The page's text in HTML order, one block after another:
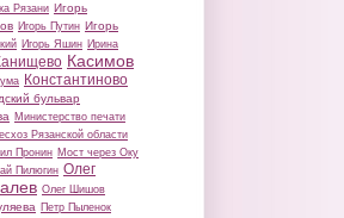
Рязани Игорь
Игорь Путин Игорь
Игорь Яшин Ирина
Касимов
Константиново
бульвар
Министерство печати
Рязанской области
Пронин Мост через Оку
Пилюгин Олег
Олег Шишов
Петр Пыленок